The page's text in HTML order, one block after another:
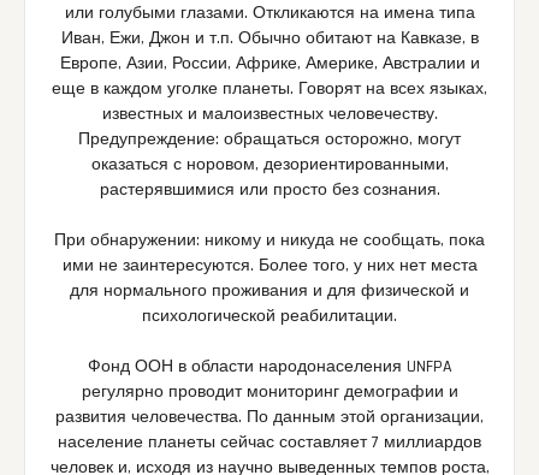
или голубыми глазами. Откликаются на имена типа
Иван, Ежи, Джон и т.п. Обычно обитают на Кавказе, в
Европе, Азии, России, Африке, Америке, Австралии и
еще в каждом уголке планеты. Говорят на всех языках,
известных и малоизвестных человечеству.
Предупреждение: обращаться осторожно, могут
оказаться с норовом, дезориентированными,
растерявшимися или просто без сознания.
При обнаружении: никому и никуда не сообщать, пока
ими не заинтересуются. Более того, у них нет места
для нормального проживания и для физической и
психологической реабилитации.
Фонд ООН в области народонаселения UNFPA
регулярно проводит мониторинг демографии и
развития человечества. По данным этой организации,
население планеты сейчас составляет 7 миллиардов
человек и, исходя из научно выведенных темпов роста,